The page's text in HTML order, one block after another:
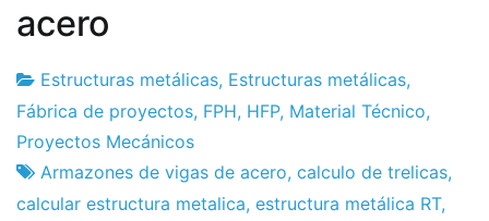
acero
Fábrica
de
proyectos
17
de
marzo
a
Estructuras metálicas, Estructuras metálicas,
Fábrica de proyectos, FPH, HFP, Material Técnico,
Proyectos Mecánicos
Armazones de vigas de acero, calculo de trelicas,
calcular estructura metalica, estructura metálica RT,